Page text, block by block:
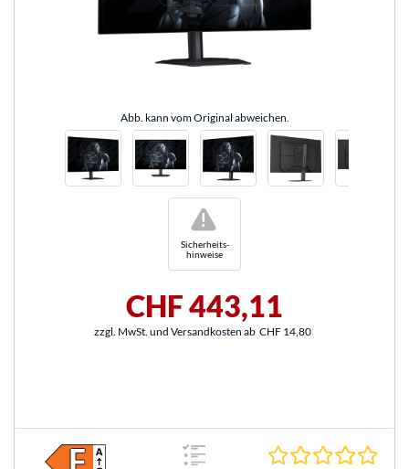
Abb. kann vom Original abweichen.
Sicherheits-
hinweise
!
CHF 443,11
zzgl. MwSt. und Versandkosten ab CHF 14,80